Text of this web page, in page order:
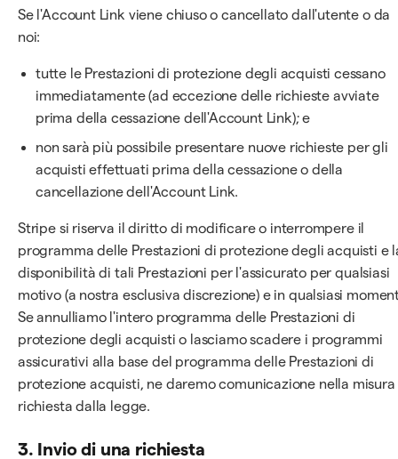
Se l'Account Link viene chiuso o cancellato dall'utente o da
noi:
tutte le Prestazioni di protezione degli acquisti cessano
immediatamente (ad eccezione delle richieste avviate
prima della cessazione dell'Account Link); e
non sarà più possibile presentare nuove richieste per gli
acquisti effettuati prima della cessazione o della
cancellazione dell'Account Link.
Stripe si riserva il diritto di modificare o interrompere il
programma delle Prestazioni di protezione degli acquisti e
disponibilità di tali Prestazioni per l'assicurato per qualsiasi
motivo (a nostra esclusiva discrezione) e in qualsiasi
Se annulliamo l'intero programma delle Prestazioni di
protezione degli acquisti o lasciamo scadere i programmi
assicurativi alla base del programma delle Prestazioni di
protezione acquisti, ne daremo comunicazione nella misura
richiesta dalla legge.
3. Invio di una richiesta